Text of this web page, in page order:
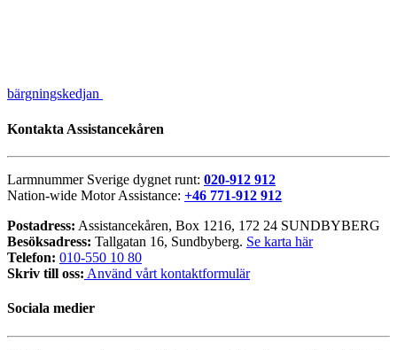
bärgningskedjan
Kontakta Assistancekåren
Larmnummer Sverige dygnet runt: 020-912 912
Nation-wide Motor Assistance: +46 771-912 912
Postadress: Assistancekåren, Box 1216, 172 24 SUNDBYBERG
Besöksadress: Tallgatan 16, Sundbyberg. Se karta här
Telefon: 010-550 10 80
Skriv till oss: Använd vårt kontaktformulär
Sociala medier